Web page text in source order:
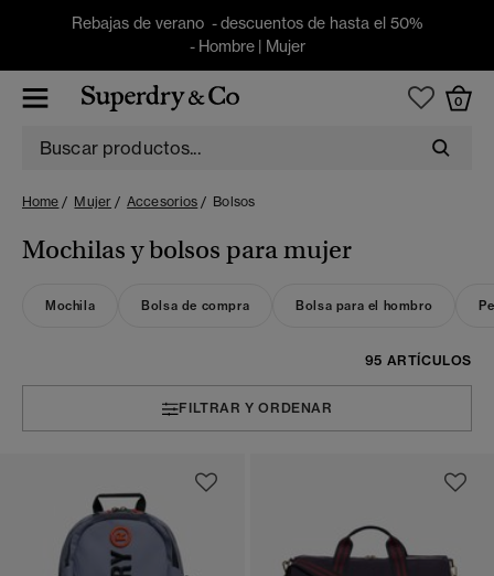
Rebajas de verano - descuentos de hasta el 50%
- Hombre| Mujer
0
Home Mujer Accesorios Bolsos
Mochilas y bolsos para mujer
Mochila Bolsa de compra Bolsa para el hombro
95 ARTÍCULOS
FILTRAR Y ORDENAR